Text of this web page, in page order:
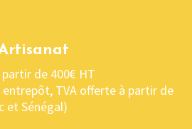
de 400€ HT
TVA offerte à partir de
et Sénégal)